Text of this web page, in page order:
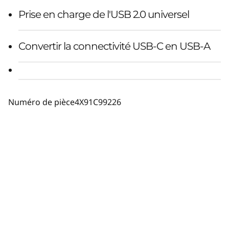
Prise en charge de l'USB 2.0 universel
Convertir la connectivité USB-C en USB-A
Numéro de pièce4X91C99226